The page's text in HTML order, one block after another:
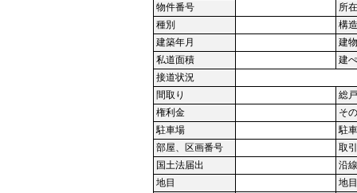
物件番号
所
種別
構造
建築年月
建
私道面積
建
接道状況
間取り
総
権利金
そ
駐車場
駐
部屋、区画番号
取
国土法届出
沿
地目
地